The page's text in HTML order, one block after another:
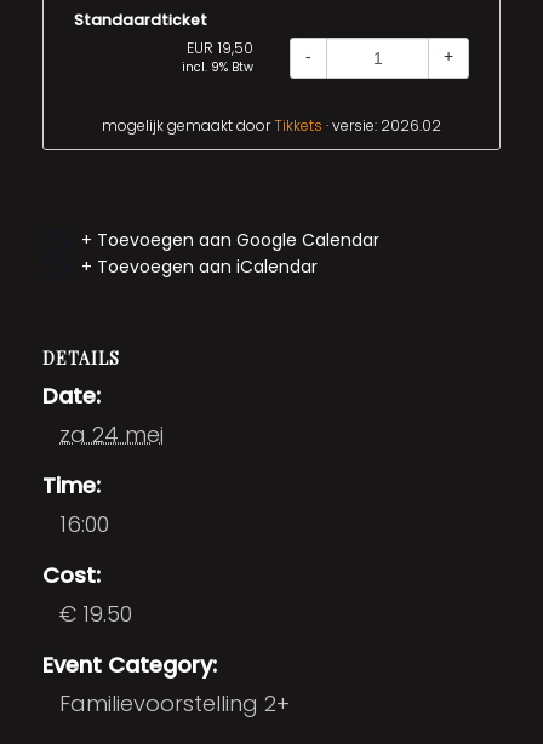
Standaardticket
EUR 19,50
incl. 9% Btw
- +
mogelijk gemaakt doorTikkets · versie: 2026.02
+ Toevoegen aan Google Calendar
+ Toevoegen aan iCalendar
DETAILS
Date:
za 24 mei
Time:
16:00
Cost:
€ 19.50
Event Category:
Familievoorstelling 2+